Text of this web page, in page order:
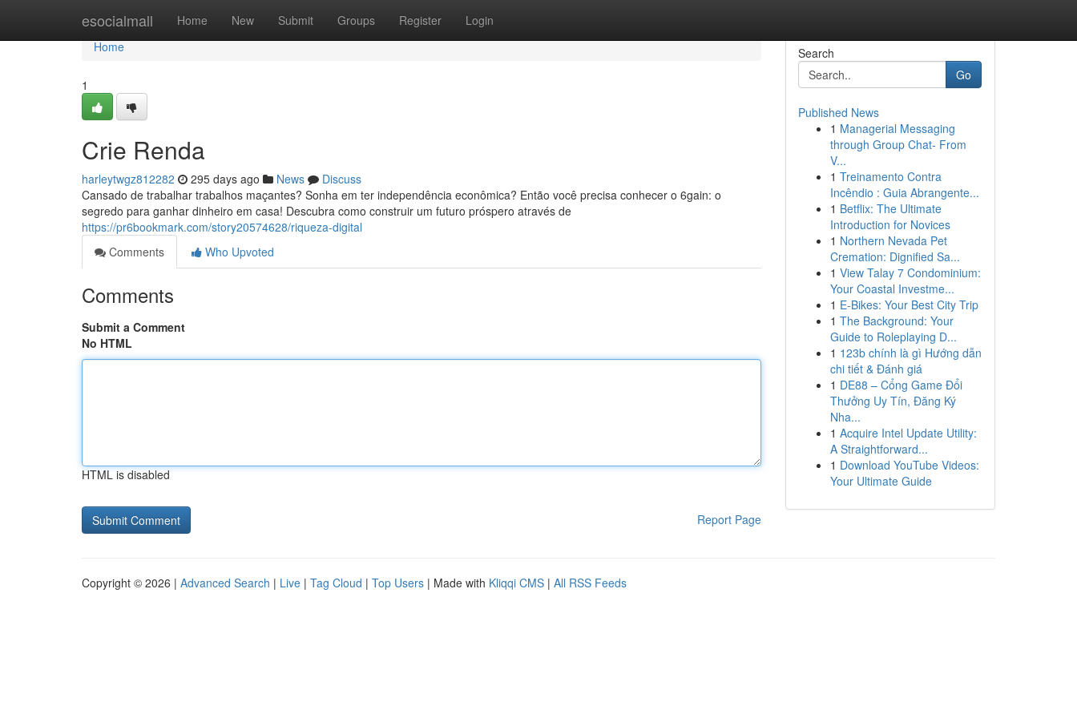
esocialmall Home New Submit Groups Register Login
Home
Home
1
Crie Renda
harleytwgz812282 295 days ago News
Discuss
Cansado de trabalhar trabalhos maçantes? Sonha em ter independência econômica? Então você precisa conhecer o 6gain: o
segredo para ganhar dinheiro em casa! Descubra como construir um futuro próspero através de
https://pr6bookmark.com/story20574628/riqueza-digital
Comments
Who Upvoted
Comments
Submit a Comment
No HTML
HTML is disabled
Report Page
Search
Go
Published News
1 Managerial Messaging
through Group Chat- From
V...
1 Treinamento Contra
Incêndio : Guia Abrangente...
1 Betflix: The Ultimate
Introduction for Novices
1 Northern Nevada Pet
Cremation: Dignified Sa...
1 View Talay 7 Condominium:
Your Coastal Investme...
1 E-Bikes: Your Best City Trip
1 The Background: Your
Guide to Roleplaying D...
1 123b chính là gì Hướng dẫn
chi tiết & Đánh giá
1 DE88 – Cổng Game Đổi
Thưởng Uy Tín, Đăng Ký
Nha...
1 Acquire Intel Update Utility:
A Straightforward...
1 Download YouTube Videos:
Your Ultimate Guide
Copyright © 2026 | Advanced Search | Live | Tag Cloud | Top Users | Made with Kliqqi CMS | All RSS Feeds